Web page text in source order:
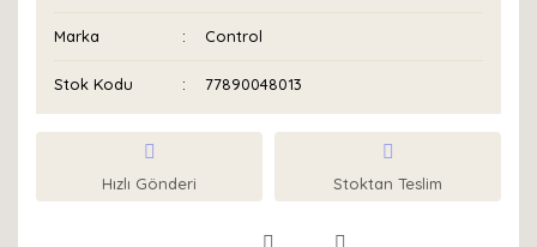
Marka Control
Stok Kodu 77890048013
Hızlı Gönderi Stoktan Teslim